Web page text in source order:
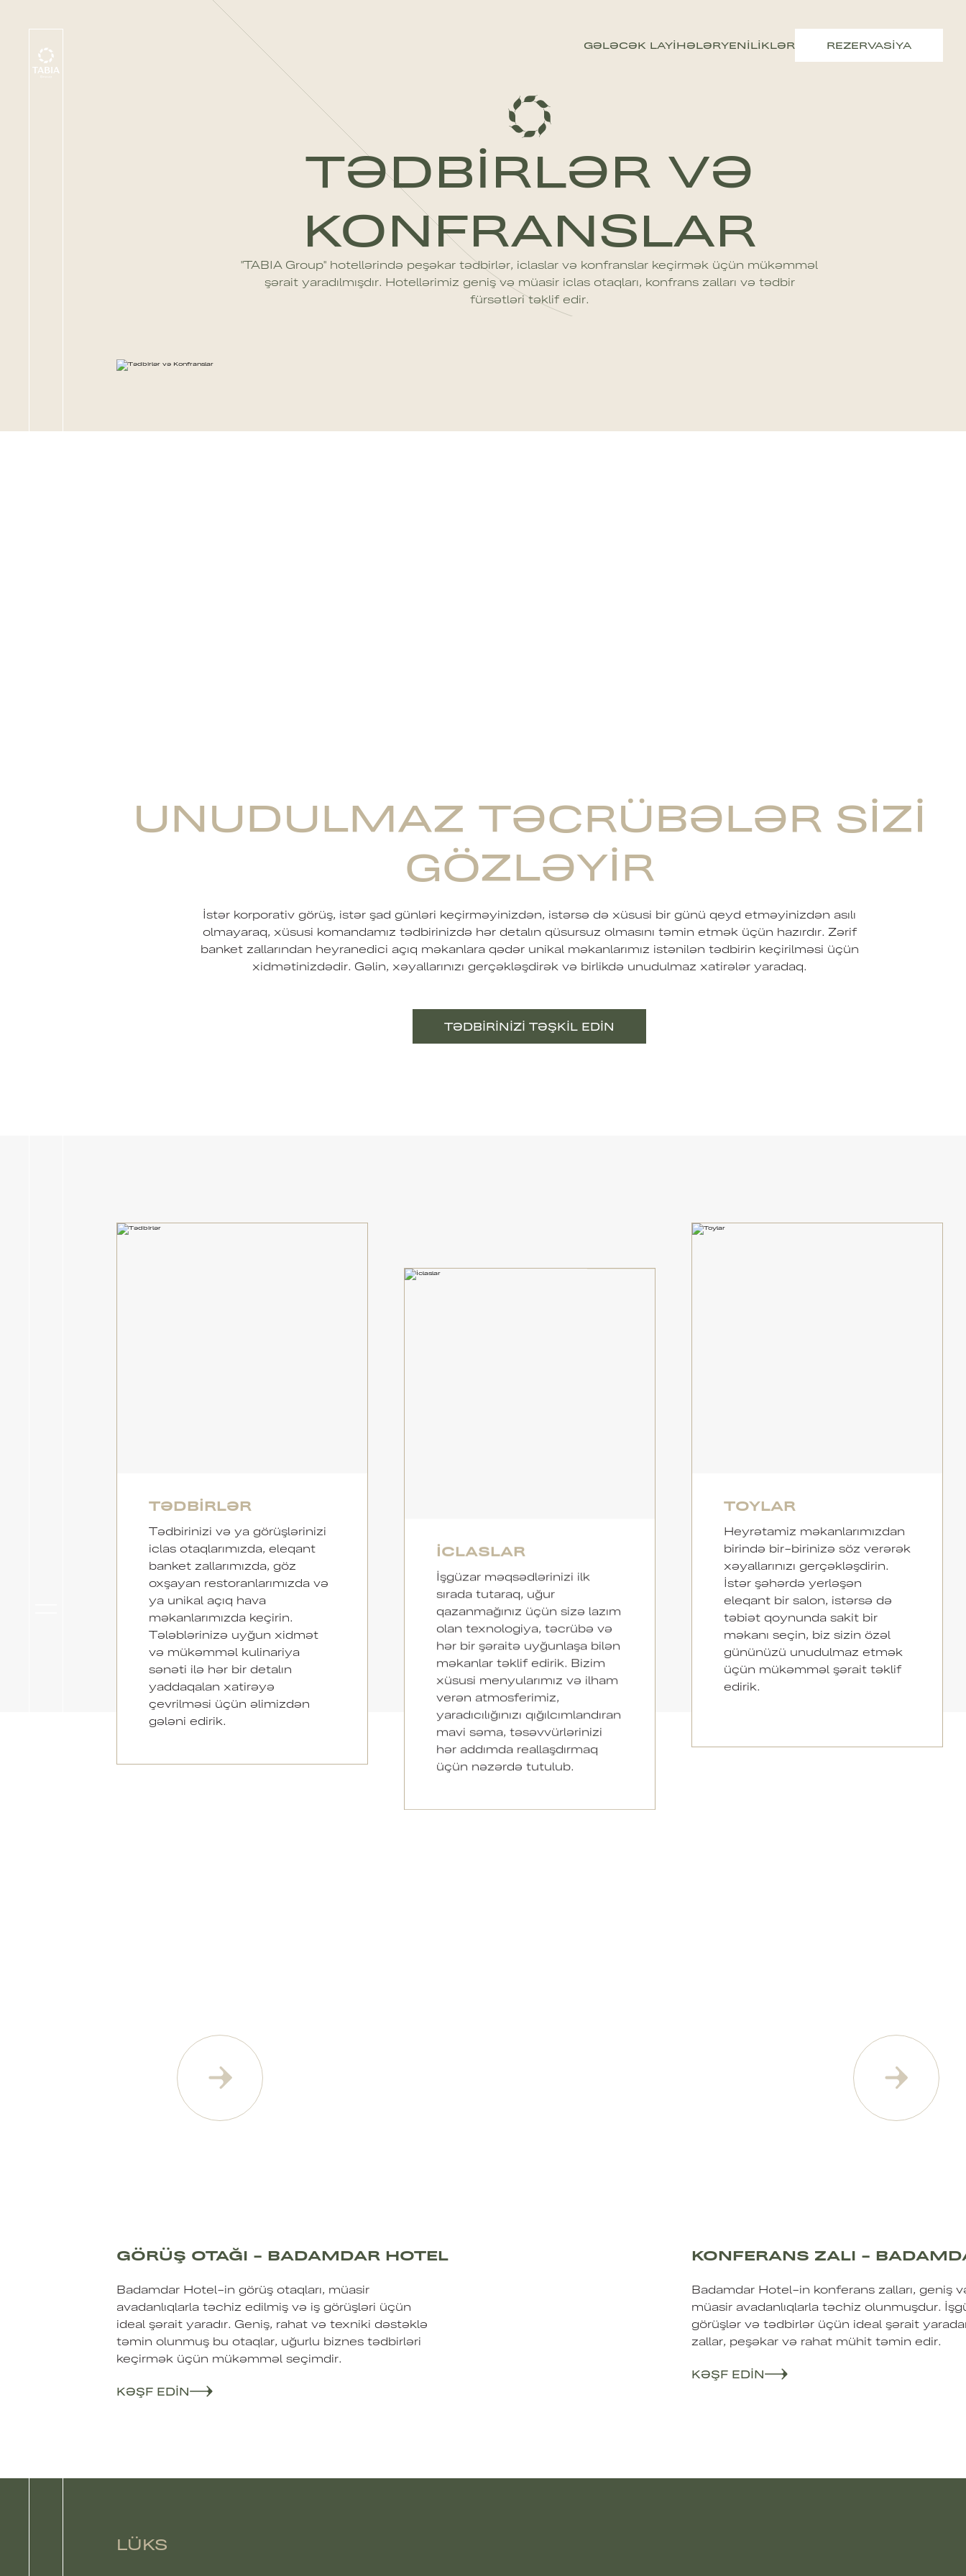
GƏLƏCƏK LAYIHƏLƏRYENILIKLƏR REZERVASIYA
TƏDBIRLƏR VƏ
KONFRANSLAR
"TABIA Group" hotellərində peşəkar tədbirlər, iclaslar və konfranslar keçirmək üçün mükəmməl
şərait yaradılmışdır. Hotellərimiz geniş və müasir iclas otaqları, konfrans zalları və tədbir
fürsətləri təklif edir.
UNUDULMAZ TƏCRÜBƏLƏR SIZI
GÖZLƏYIR
İstər korporativ görüş, istər şad günləri keçirməyinizdən, istərsə də xüsusi bir günü qeyd etməyinizdən asılı
olmayaraq, xüsusi komandamız tədbirinizdə hər detalın qüsursuz olmasını təmin etmək üçün hazırdır. Zərif
banket zallarından heyranedici açıq məkanlara qədər unikal məkanlarımız istənilən tədbirin keçirilməsi üçün
xidmətinizdədir. Gəlin, xəyallarınızı gerçəkləşdirək və birlikdə unudulmaz xatirələr yaradaq.
TƏDBIRINIZI TƏŞKIL EDIN
TƏDBIRLƏR
Tədbirinizi və ya görüşlərinizi
iclas otaqlarımızda, eleqant
banket zallarımızda, göz
oxşayan restoranlarımızda və
ya unikal açıq hava
məkanlarımızda keçirin.
Tələblərinizə uyğun xidmət
və mükəmməl kulinariya
sənəti ilə hər bir detalın
yaddaqalan xatirəyə
çevrilməsi üçün əlimizdən
gələni edirik.
İCLASLAR
İşgüzar məqsədlərinizi ilk
sırada tutaraq, uğur
qazanmağınız üçün sizə lazım
olan texnologiya, təcrübə və
hər bir şəraitə uyğunlaşa bilən
məkanlar təklif edirik. Bizim
xüsusi menyularımız və ilham
verən atmosferimiz,
yaradıcılığınızı qığılcımlandıran
mavi səma, təsəvvürlərinizi
hər addımda reallaşdırmaq
üçün nəzərdə tutulub.
TOYLAR
Heyrətamiz məkanlarımızdan
birində bir-birinizə söz verərək
xəyallarınızı gerçəkləşdirin.
İstər şəhərdə yerləşən
eleqant bir salon, istərsə də
təbiət qoynunda sakit bir
məkanı seçin, biz sizin özəl
gününüzü unudulmaz etmək
üçün mükəmməl şərait təklif
edirik.
GÖRÜŞ OTAĞI - BADAMDAR HOTEL
Badamdar Hotel-in görüş otaqları, müasir
avadanlıqlarla təchiz edilmiş və iş görüşləri üçün
ideal şərait yaradır. Geniş, rahat və texniki dəstəklə
təmin olunmuş bu otaqlar, uğurlu biznes tədbirləri
keçirmək üçün mükəmməl seçimdir.
KƏŞF EDIN
KONFERANS ZALI -
Badamdar Hotel-in konferans zalları, geniş
müasir avadanlıqlarla təchiz olunmuşdur.
görüşlər və tədbirlər üçün ideal şərait
zallar, peşəkar və rahat mühit təmin edir.
KƏŞF EDIN
LÜKS